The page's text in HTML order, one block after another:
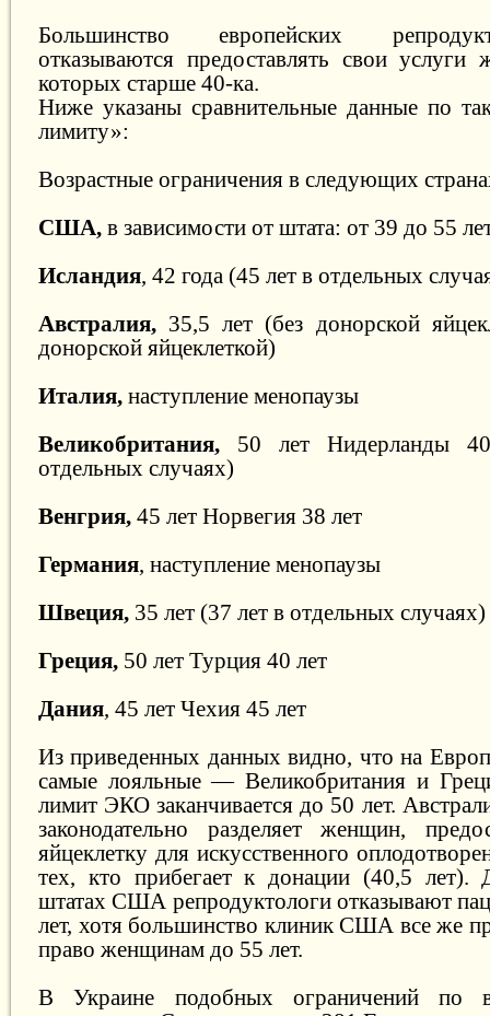
Большинство европейских
отказываются предоставлять свои услуги
которых старше 40-ка.
Ниже указаны сравнительные данные по
лимиту»:
Возрастные ограничения в следующих
США, в зависимости от штата: от 39 до 55
Исландия, 42 года (45 лет в отдельных
Австралия, 35,5 лет (без донорской
донорской яйцеклеткой)
Италия, наступление менопаузы
Великобритания, 50 лет Нидерланды
отдельных случаях)
Венгрия, 45 лет Норвегия 38 лет
Германия, наступление менопаузы
Швеция, 35 лет (37 лет в отдельных случаях)
Греция, 50 лет Турция 40 лет
Дания, 45 лет Чехия 45 лет
Из приведенных данных видно, что на
самые лояльные — Великобритания и
лимит ЭКО заканчивается до 50 лет.
законодательно разделяет женщин,
яйцеклетку для искусственного
тех, кто прибегает к донации (40,5 лет).
штатах США репродуктологи отказывают
лет, хотя большинство клиник США все же
право женщинам до 55 лет.
В Украине подобных ограничений по